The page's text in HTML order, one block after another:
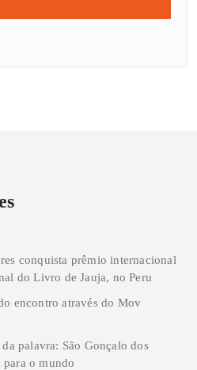
conquista prêmio internacional
do Livro de Jauja, no Peru
encontro através do Mov
palavra: São Gonçalo dos
para o mundo